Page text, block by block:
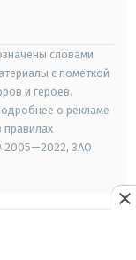
словами
с пометкой
и героев.
о рекламе
правилах
2005—2022, ЗАО